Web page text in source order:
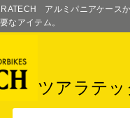
アルミパニアケース
なアイテム。
ツアラテ